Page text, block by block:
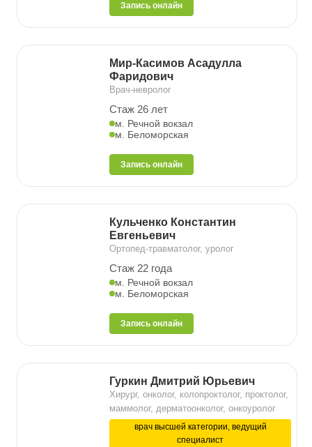
Запись онлайн
Мир-Касимов Асадулла
Фаридович
Врач-невролог
Стаж 26 лет
м. Речной вокзал
м. Беломорская
Запись онлайн
Кульченко Константин
Евгеньевич
Ортопед-травматолог, уролог
Стаж 22 года
м. Речной вокзал
м. Беломорская
Запись онлайн
Гуркин Дмитрий Юрьевич
Хирург, онколог, колопроктолог, проктолог,
маммолог, дерматоонколог, онкоуролог
врач высшей категории, ведущий
специалист